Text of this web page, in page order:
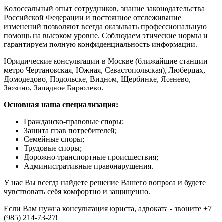
Колоссальный опыт сотрудников, знание законодательства
Российской Федерации и постоянное отслеживание
изменений позволяют всегда оказывать профессиональную
помощь на высоком уровне. Соблюдаем этические нормы и
гарантируем полную конфиденциальность информации.
Юридические консультации в Москве (ближайшие станции
метро Чертановская, Южная, Севастопольская), Люберцах,
Домодедово, Подольске, Видном, Щербинке, Ясенево,
Зюзино, Западное Бирюлево.
Основная наша специализация:
Гражданско-правовые споры;
Защита прав потребителей;
Семейные споры;
Трудовые споры;
Дорожно-транспортные происшествия;
Административные правонарушения.
У нас Вы всегда найдете решение Вашего вопроса и будете
чувствовать себя комфортно и защищенно.
Если Вам нужна консультация юриста, адвоката - звоните +7
(985) 214-73-27!